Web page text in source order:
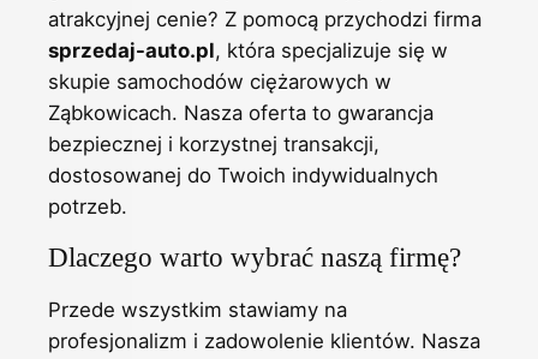
atrakcyjnej cenie? Z pomocą przychodzi firma
sprzedaj-auto.pl, która specjalizuje się w
skupie samochodów ciężarowych w
Ząbkowicach. Nasza oferta to gwarancja
bezpiecznej i korzystnej transakcji,
dostosowanej do Twoich indywidualnych
potrzeb.
Dlaczego warto wybrać naszą firmę?
Przede wszystkim stawiamy na
profesjonalizm i zadowolenie klientów. Nasza